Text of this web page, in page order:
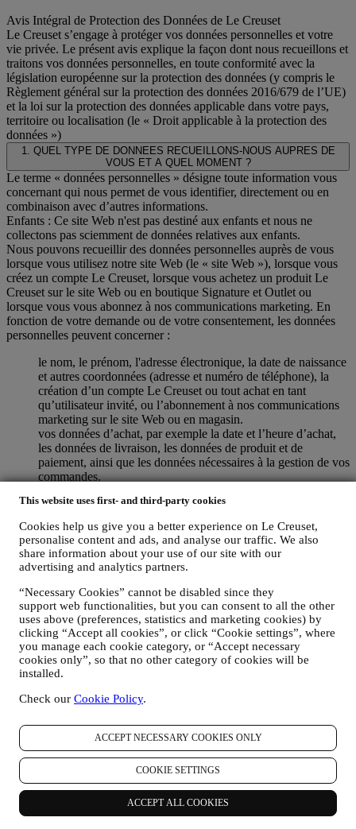
This website uses first- and third-party cookies
Cookies help us give you a better experience on Le Creuset,
personalise content and ads, and analyse our traffic. We also
share information about your use of our site with our
advertising and analytics partners.
“Necessary Cookies” cannot be disabled since they
support web functionalities, but you can consent to all the other
uses above (preferences, statistics and marketing cookies) by
clicking “Accept all cookies”, or click “Cookie settings”, where
you manage each cookie category, or “Accept necessary
cookies only”, so that no other category of cookies will be
installed.
Check our Cookie Policy.
ACCEPT NECESSARY COOKIES ONLY
COOKIE SETTINGS
ACCEPT ALL COOKIES
Avis Intégral de Protection des Données de Le Creuset
Le Creuset s’engage à protéger vos données personnelles et votre
vie privée. Le présent avis explique la façon dont nous recueillons et
traitons vos données personnelles, en toute conformité avec la
législation européenne sur la protection des données (y compris le
Règlement général sur la protection des données 2016/679 de l’UE)
et la loi sur la protection des données applicable dans votre pays,
territoire ou localisation (le « Droit applicable à la protection des
données »)
1. QUEL TYPE DE DONNEES RECUEILLONS-NOUS AUPRES DE
VOUS ET A QUEL MOMENT ?
Le terme « données personnelles » désigne toute information vous
concernant qui nous permet de vous identifier, directement ou en
combinaison avec d’autres informations.
Enfants : Ce site Web n'est pas destiné aux enfants et nous ne
collectons pas sciemment de données relatives aux enfants.
Nous pouvons recueillir des données personnelles auprès de vous
lorsque vous utilisez notre site Web (le « site Web »), lorsque vous
créez un compte Le Creuset, lorsque vous achetez un produit Le
Creuset sur le site Web ou en boutique Signature et Outlet ou
lorsque vous vous abonnez à nos communications marketing. En
fonction de votre demande ou de votre consentement, les données
personnelles peuvent concerner :
le nom, le prénom, l'adresse électronique, la date de naissance
et autres coordonnées (adresse et numéro de téléphone), la
création d’un compte Le Creuset ou tout achat en tant
qu’utilisateur invité, ou l’abonnement à nos communications
marketing sur le site Web ou en magasin.
vos données d’achat, par exemple la date et l’heure d’achat,
les données de livraison, les données de produit et de
paiement, ainsi que les données nécessaires à la gestion de vos
commandes.
(par exemple les identifiants en ligne tels que votre adresse IP,
la version du navigateur, le système d’exploitation, la durée de
la visite, les visites successives, l’origine géographique),
recueillies pendant vos visites sur le site Web (que vous soyez
un utilisateur enregistré ou non), en ayant recours à des
journaux ou des technologies de suivi telles que les « cookies
» ou autre technologie (incluant les pixels de suivi des e-
mails) (pour plus d’informations sur la collecte de données par
le biais de cookies, veuillez consulter notrePolitique en
matière de cookies, pour améliorer nos services et publicités,
ou pour notre analyse statistique. Dans la plupart des cas,
nous ne serons pas en mesure de vous identifier à partir de ces
données.
interactions avec nous (par exemple, vos messages,
courriers électroniques ou appels téléphoniques).
Les données personnelles recueillies auprès de vous lorsque vous
utilisez le site Web ou que vous fournissez des informations
permettant de vous identifier sont ainsi protégées et vous disposez
des droits en matière de protection des données exposés au
paragraphe 8 ci-dessous.